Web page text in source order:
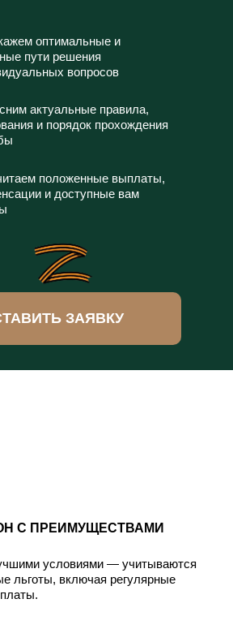
ЗАЯВКУ
актуальные правила,
и порядок прохождения
оптимальные и
пути решения
вопросов
положенные выплаты,
и доступные вам
С ПРЕИМУЩЕСТВАМИ
условиями — учитываются
льготы, включая регулярные